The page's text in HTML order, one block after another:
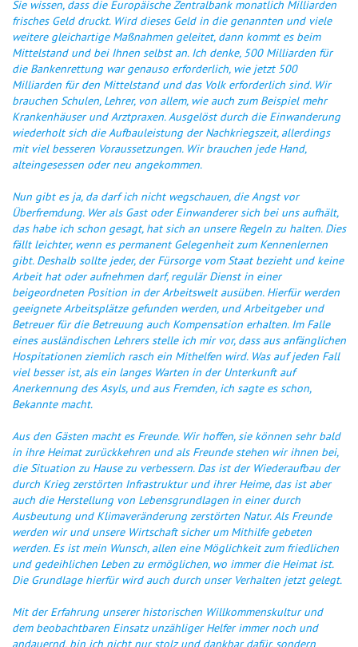
Sie wissen, dass die Europäische Zentralbank monatlich Milliarden
frisches Geld druckt. Wird dieses Geld in die genannten und viele
weitere gleichartige Maßnahmen geleitet, dann kommt es beim
Mittelstand und bei Ihnen selbst an. Ich denke, 500 Milliarden für
die Bankenrettung war genauso erforderlich, wie jetzt 500
Milliarden für den Mittelstand und das Volk erforderlich sind. Wir
brauchen Schulen, Lehrer, von allem, wie auch zum Beispiel mehr
Krankenhäuser und Arztpraxen. Ausgelöst durch die Einwanderung
wiederholt sich die Aufbauleistung der Nachkriegszeit, allerdings
mit viel besseren Voraussetzungen. Wir brauchen jede Hand,
alteingesessen oder neu angekommen.
Nun gibt es ja, da darf ich nicht wegschauen, die Angst vor
Überfremdung. Wer als Gast oder Einwanderer sich bei uns aufhält,
das habe ich schon gesagt, hat sich an unsere Regeln zu halten. Dies
fällt leichter, wenn es permanent Gelegenheit zum Kennenlernen
gibt. Deshalb sollte jeder, der Fürsorge vom Staat bezieht und keine
Arbeit hat oder aufnehmen darf, regulär Dienst in einer
beigeordneten Position in der Arbeitswelt ausüben. Hierfür werden
geeignete Arbeitsplätze gefunden werden, und Arbeitgeber und
Betreuer für die Betreuung auch Kompensation erhalten. Im Falle
eines ausländischen Lehrers stelle ich mir vor, dass aus anfänglichen
Hospitationen ziemlich rasch ein Mithelfen wird. Was auf jeden Fall
viel besser ist, als ein langes Warten in der Unterkunft auf
Anerkennung des Asyls, und aus Fremden, ich sagte es schon,
Bekannte macht.
Aus den Gästen macht es Freunde. Wir hoffen, sie können sehr bald
in ihre Heimat zurückkehren und als Freunde stehen wir ihnen bei,
die Situation zu Hause zu verbessern. Das ist der Wiederaufbau der
durch Krieg zerstörten Infrastruktur und ihrer Heime, das ist aber
auch die Herstellung von Lebensgrundlagen in einer durch
Ausbeutung und Klimaveränderung zerstörten Natur. Als Freunde
werden wir und unsere Wirtschaft sicher um Mithilfe gebeten
werden. Es ist mein Wunsch, allen eine Möglichkeit zum friedlichen
und gedeihlichen Leben zu ermöglichen, wo immer die Heimat ist.
Die Grundlage hierfür wird auch durch unser Verhalten jetzt gelegt.
Mit der Erfahrung unserer historischen Willkommenskultur und
dem beobachtbaren Einsatz unzähliger Helfer immer noch und
andauernd, bin ich nicht nur stolz und dankbar dafür, sondern